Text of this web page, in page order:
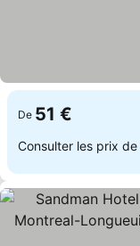
De 51 €
Consulter les prix de